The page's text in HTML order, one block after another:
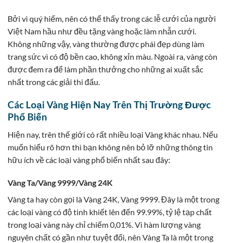
Bởi vì quý hiếm, nên có thể thấy trong các lễ cưới của người
Việt Nam hầu như đều tặng vàng hoặc làm nhẫn cưới.
Không những vậy, vàng thường được phái đẹp dùng làm
trang sức vì có độ bền cao, không xỉn màu. Ngoài ra, vàng còn
được đem ra để làm phần thưởng cho những ai xuất sắc
nhất trong các giải thi đấu.
Các Loại Vàng Hiện Nay Trên Thị Trường Được
Phổ Biến
Hiện nay, trên thế giới có rất nhiều loại Vàng khác nhau. Nếu
muốn hiểu rõ hơn thì bạn không nên bỏ lỡ những thông tin
hữu ích về các loại vàng phổ biến nhất sau đây:
Vàng Ta/Vàng 9999/Vàng 24K
Vàng ta hay còn gọi là Vàng 24K, Vàng 9999. Đây là một trong
các loại vàng có độ tinh khiết lên đến 99.99%, tỷ lệ tạp chất
trong loại vàng này chỉ chiếm 0,01%. Vì hàm lượng vàng
nguyên chất có gần như tuyệt đối, nên Vàng Ta là một trong